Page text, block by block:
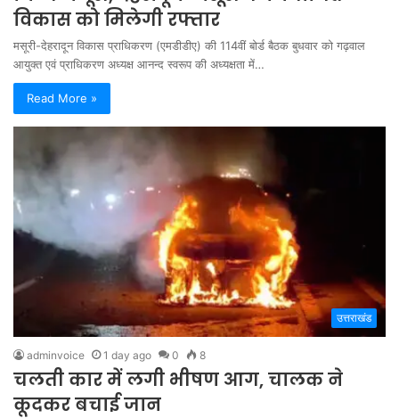
विकास को मिलेगी रफ्तार
मसूरी-देहरादून विकास प्राधिकरण (एमडीडीए) की 114वीं बोर्ड बैठक बुधवार को गढ़वाल
आयुक्त एवं प्राधिकरण अध्यक्ष आनन्द स्वरूप की अध्यक्षता में…
Read More »
उत्तराखंड
adminvoice 1 day ago 0 8
चलती कार में लगी भीषण आग, चालक ने
कूदकर बचाई जान